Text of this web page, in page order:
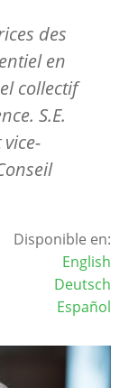
des
en
collectif
S.E.
vice-
Disponible en:
English
Deutsch
Español